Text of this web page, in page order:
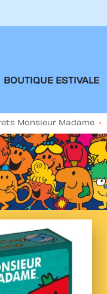
BOUTIQUE ESTIVALE
Monsieur Madame •